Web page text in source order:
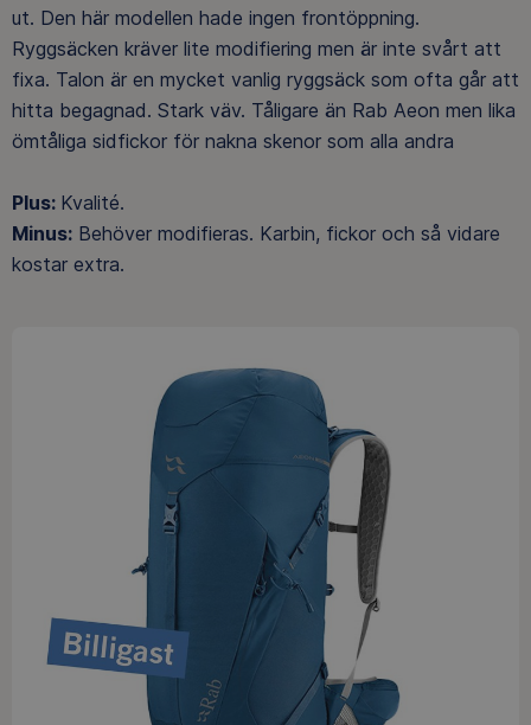
ut. Den här modellen hade ingen frontöppning.
Ryggsäcken kräver lite modifiering men är inte svårt att
fixa. Talon är en mycket vanlig ryggsäck som ofta går att
hitta begagnad. Stark väv. Tåligare än Rab Aeon men lika
ömtåliga sidfickor för nakna skenor som alla andra
Plus: Kvalité.
Minus: Behöver modifieras. Karbin, fickor och så vidare
kostar extra.